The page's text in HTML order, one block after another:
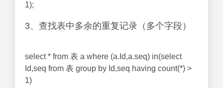
1);
3、查找表中多余的重复记录（多个字段）
select * from 表 a where (a.Id,a.seq) in(select
Id,seq from 表 group by Id,seq having count(*) >
1)